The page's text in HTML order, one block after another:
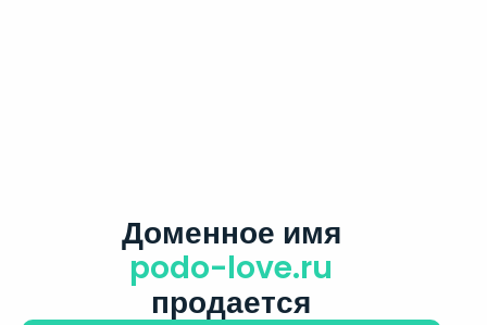
Доменное имя
podo-love.ru
продается